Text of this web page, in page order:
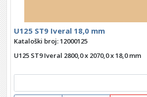
U125 ST9 Iveral 18,0 mm
Kataloški broj: 12000125
U125 ST9 Iveral 2800,0 x 2070,0 x 18,0 mm